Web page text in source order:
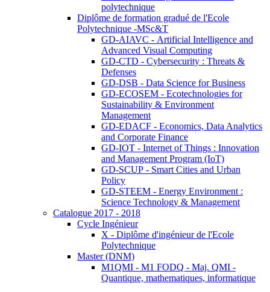
polytechnique
Diplôme de formation gradué de l'Ecole
Polytechnique -MSc&T
GD-AIAVC - Artificial Intelligence and
Advanced Visual Computing
GD-CTD - Cybersecurity : Threats &
Defenses
GD-DSB - Data Science for Business
GD-ECOSEM - Ecotechnologies for
Sustainability & Environment
Management
GD-EDACF - Economics, Data Analytics
and Corporate Finance
GD-IOT - Internet of Things : Innovation
and Management Program (IoT)
GD-SCUP - Smart Cities and Urban
Policy
GD-STEEM - Energy Environment :
Science Technology & Management
Catalogue 2017 - 2018
Cycle Ingénieur
X - Diplôme d'ingénieur de l'Ecole
Polytechnique
Master (DNM)
M1QMI - M1 FODQ - Maj. QMI -
Quantique, mathematiques, informatique